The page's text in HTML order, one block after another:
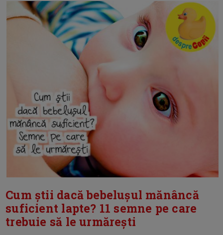
Cum știi dacă bebelușul mănâncă
suficient lapte? 11 semne pe care
trebuie să le urmărești